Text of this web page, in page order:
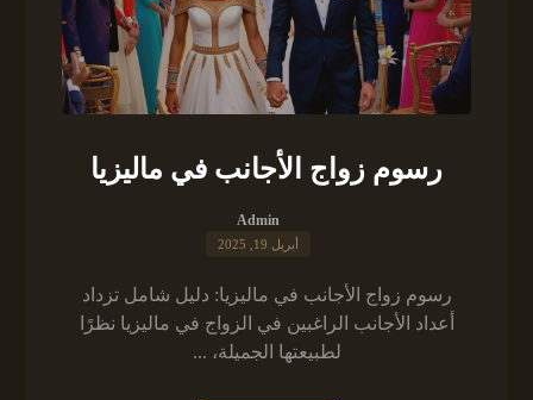
رسوم زواج الأجانب في ماليزيا
Admin
أبريل 19, 2025
رسوم زواج الأجانب في ماليزيا: دليل شامل تزداد
أعداد الأجانب الراغبين في الزواج في ماليزيا نظرًا
لطبيعتها الجميلة، ...